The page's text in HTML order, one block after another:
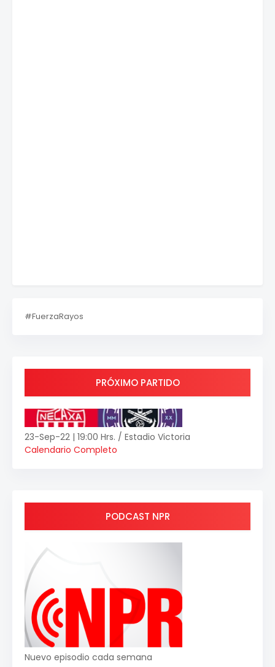
#FuerzaRayos
PRÓXIMO PARTIDO
23-Sep-22 | 19:00 Hrs. / Estadio Victoria
Calendario Completo
PODCAST NPR
Nuevo episodio cada semana